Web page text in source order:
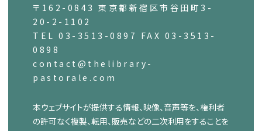
〒162-0843 東京都新宿区市谷田町3-
20-2-1102
TEL 03-3513-0897 FAX 03-3513-
0898
contact@thelibrary-
pastorale.com
本ウェブサイトが提供する情報、映像、音声等を、権利者
の許可なく複製、転用、販売などの二次利用をすることを